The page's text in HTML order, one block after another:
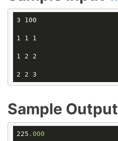
3 100
1 1 1
1 2 2
Sample Output
225 .000